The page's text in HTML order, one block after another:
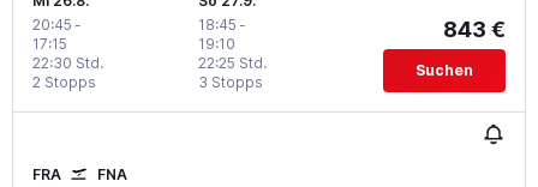
20:45 -
17:15
2 Stopps
22:30 Std.
18:45 -
19:10
3 Stopps
22:25 Std.
843 €
Suchen
FRA FNA